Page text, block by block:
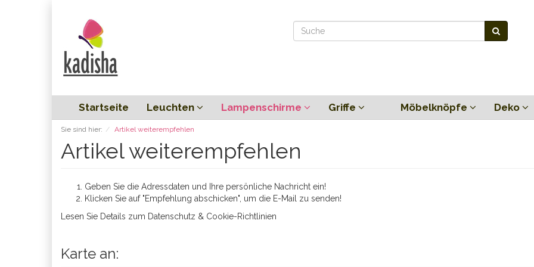
Startseite Leuchten Lampenschirme Griffe Möbelknöpfe Deko
Sie sind hier: Artikel weiterempfehlen
Artikel weiterempfehlen
Geben Sie die Adressdaten und Ihre persönliche Nachricht ein!
Klicken Sie auf "Empfehlung abschicken", um die E-Mail zu senden!
Lesen Sie Details zum Datenschutz & Cookie-Richtlinien
Karte an: